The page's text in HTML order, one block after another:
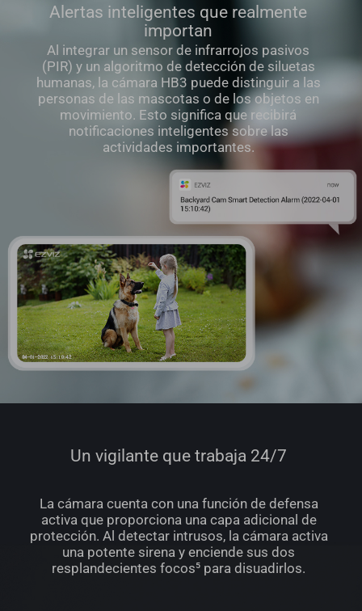
Alertas inteligentes que realmente
importan
Al integrar un sensor de infrarrojos pasivos
(PIR) y un algoritmo de detección de siluetas
humanas, la cámara HB3 puede distinguir a las
personas de las mascotas o de los objetos en
movimiento. Esto significa que recibirá
notificaciones inteligentes sobre las
actividades importantes.
Un vigilante que trabaja 24/7
La cámara cuenta con una función de defensa
activa que proporciona una capa adicional de
protección. Al detectar intrusos, la cámara activa
una potente sirena y enciende sus dos
resplandecientes focos⁵ para disuadirlos.